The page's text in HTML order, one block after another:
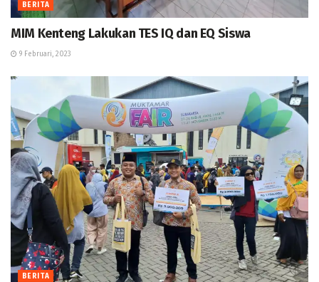
BERITA
MIM Kenteng Lakukan TES IQ dan EQ Siswa
9 Februari, 2023
BERITA